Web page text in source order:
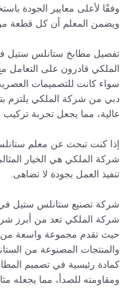
وفقًا لأعلى معايير الجودة
ويضمن المعلم أن كل قطعة
تفصيل مطابخ ستانلس ستيل
الملكي قادرون على التعامل
سواء كانت للتصميمات
دبي من شركة الملكي يلتزم
عالية، مما يجعل تجربة
إذا كنت تبحث عن معلم
شركة الملكي هي الخيار
تنفيذ العمل بجودة لا تضاهى.
شركة تصنيع ستانلس ستيل
شركة الملكي تعد من أبرز
حيث تقدم مجموعة واسعة من
والمنتجات المصنوعة من
كمادة رئيسية في تصميم
ومقاومته للصدأ، مما يجعله